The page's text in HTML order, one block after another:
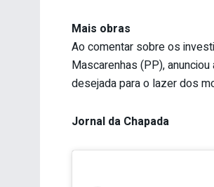
Mais obras
Ao comentar sobre os
Mascarenhas (PP),
desejada para o lazer dos
Jornal da Chapada